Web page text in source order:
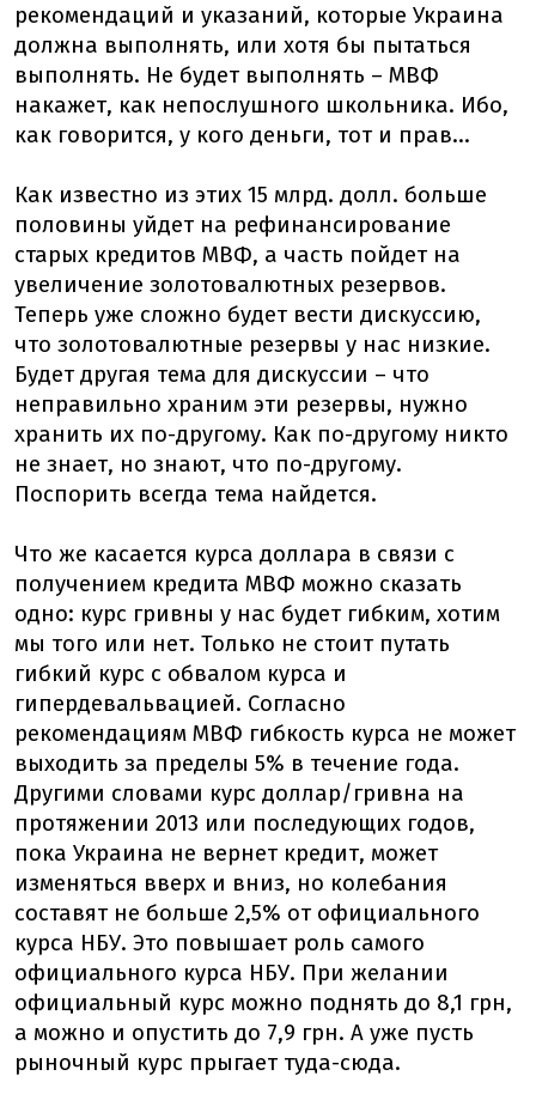
рекомендаций и указаний, которые Украина
должна выполнять, или хотя бы пытаться
выполнять. Не будет выполнять – МВФ
накажет, как непослушного школьника. Ибо,
как говорится, у кого деньги, тот и прав...
Как известно из этих 15 млрд. долл. больше
половины уйдет на рефинансирование
старых кредитов МВФ, а часть пойдет на
увеличение золотовалютных резервов.
Теперь уже сложно будет вести дискуссию,
что золотовалютные резервы у нас низкие.
Будет другая тема для дискуссии – что
неправильно храним эти резервы, нужно
хранить их по-другому. Как по-другому никто
не знает, но знают, что по-другому.
Поспорить всегда тема найдется.
Что же касается курса доллара в связи с
получением кредита МВФ можно сказать
одно: курс гривны у нас будет гибким, хотим
мы того или нет. Только не стоит путать
гибкий курс с обвалом курса и
гипердевальвацией. Согласно
рекомендациям МВФ гибкость курса не может
выходить за пределы 5% в течение года.
Другими словами курс доллар/гривна на
протяжении 2013 или последующих годов,
пока Украина не вернет кредит, может
изменяться вверх и вниз, но колебания
составят не больше 2,5% от официального
курса НБУ. Это повышает роль самого
официального курса НБУ. При желании
официальный курс можно поднять до 8,1 грн,
а можно и опустить до 7,9 грн. А уже пусть
рыночный курс прыгает туда-сюда.